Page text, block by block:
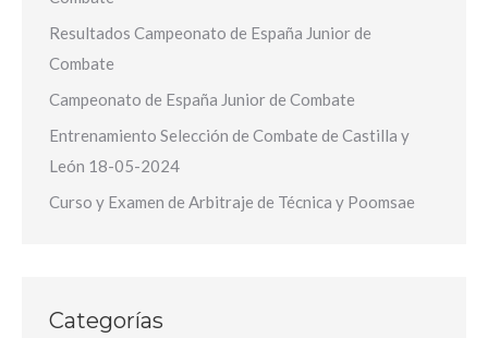
Resultados Campeonato de España Junior de
Combate
Campeonato de España Junior de Combate
Entrenamiento Selección de Combate de Castilla y
León 18-05-2024
Curso y Examen de Arbitraje de Técnica y Poomsae
Categorías